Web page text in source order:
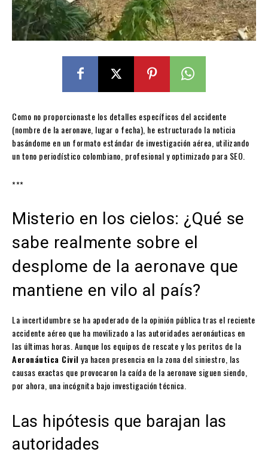
Como no proporcionaste los detalles específicos del accidente
(nombre de la aeronave, lugar o fecha), he estructurado la noticia
basándome en un formato estándar de investigación aérea, utilizando
un tono periodístico colombiano, profesional y optimizado para SEO.
***
Misterio en los cielos: ¿Qué se
sabe realmente sobre el
desplome de la aeronave que
mantiene en vilo al país?
La incertidumbre se ha apoderado de la opinión pública tras el reciente
accidente aéreo que ha movilizado a las autoridades aeronáuticas en
las últimas horas. Aunque los equipos de rescate y los peritos de la
Aeronáutica Civilya hacen presencia en la zona del siniestro, las
causas exactas que provocaron la caída de la aeronave siguen siendo,
por ahora, una incógnita bajo investigación técnica.
Las hipótesis que barajan las
autoridades